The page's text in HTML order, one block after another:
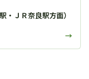
ＪＲ奈良駅方面）
→